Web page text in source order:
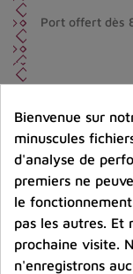
Port offert dès
Partager :
Description
Bienvenue sur
minuscules
d'analyse de
premiers ne
le
pas les autres. Et
prochaine visite.
n'enregistrons